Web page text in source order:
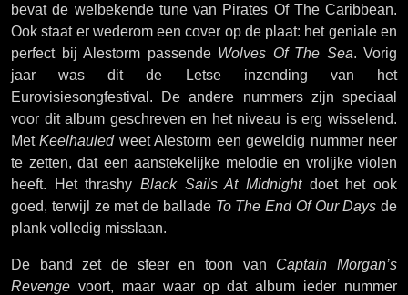
bevat de welbekende tune van Pirates Of The Caribbean.
Ook staat er wederom een cover op de plaat: het geniale en
perfect bij Alestorm passende Wolves Of The Sea. Vorig
jaar was dit de Letse inzending van het
Eurovisiesongfestival. De andere nummers zijn speciaal
voor dit album geschreven en het niveau is erg wisselend.
MetKeelhauledweet Alestorm een geweldig nummer neer
te zetten, dat een aanstekelijke melodie en vrolijke violen
heeft. Het thrashy Black Sails At Midnightdoet het ook
goed, terwijl ze met de ballade To The End Of Our Days de
plank volledig misslaan.
De band zet de sfeer en toon van Captain Morgan’s
Revenge voort, maar waar op dat album ieder nummer